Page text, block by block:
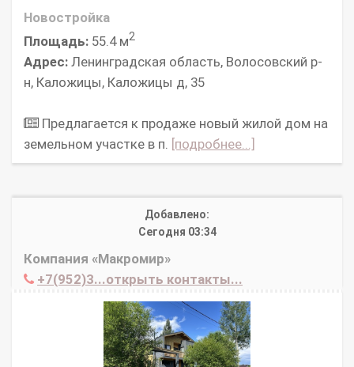
Новостройка
Площадь: 55.4 м2
Адрес: Ленинградская область, Волосовский р-
н, Каложицы, Каложицы д, 35
Предлагается к продаже новый жилой дом на
земельном участке в п. [подробнее...]
Добавлено:
Сегодня 03:34
Компания «Макромир»
+7(952)3...открыть контакты...